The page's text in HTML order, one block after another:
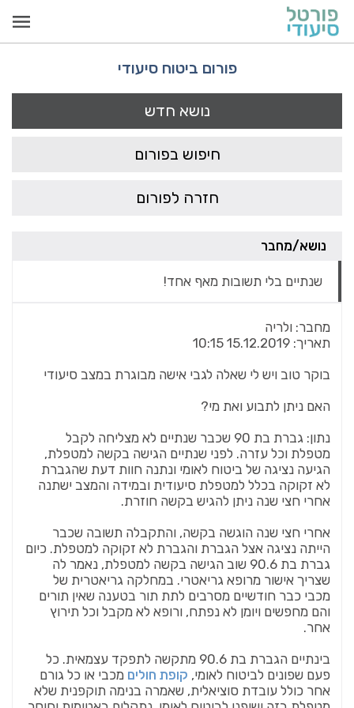
פורום ביטוח סיעודי
נושא חדש
חיפוש בפורום
חזרה לפורום
נושא/מחבר
שנתיים בלי תשובות מאף אחד!
מחבר: ולריה
תאריך: 15.12.2019 10:15
בוקר טוב ויש לי שאלה לגבי אישה מבוגרת במצב סיעודי
האם ניתן לתבוע ואת מי?
נתון: גברת בת 90 שכבר שנתיים לא מצליחה לקבל
מטפלת וכל עזרה. לפני שנתיים הגישה בקשה למטפלת,
הגיעה נציגה של ביטוח לאומי ונתנה חוות דעת שהגברת
לא זקוקה בכלל למטפלת סיעודית ובמידה והמצב ישתנה
אחרי חצי שנה ניתן להגיש בקשה חוזרת.
אחרי חצי שנה הוגשה בקשה, והתקבלה תשובה שכבר
הייתה נציגה אצל הגברת והגברת לא זקוקה למטפלת. כיום
גברת בת 90.6 שוב הגישה בקשה למטפלת, נאמר לה
שצריך אישור מרופא גריאטרי. במחלקה גריאטרית של
מכבי כבר חודשיים מסרבים לתת תור בטענה שאין תורים
והם מחפשים ויומן לא נפתח, ורופא לא מקבל וכל תירוץ
אחר.
בינתיים הגברת בת 90.6 מתקשה לתפקד עצמאית. כל
פעם שפונים לביטוח לאומי, קופת חולים מכבי או כל גורם
אחר כולל עובדת סוציאלית, שאמרה בנימה תוקפנית שלא